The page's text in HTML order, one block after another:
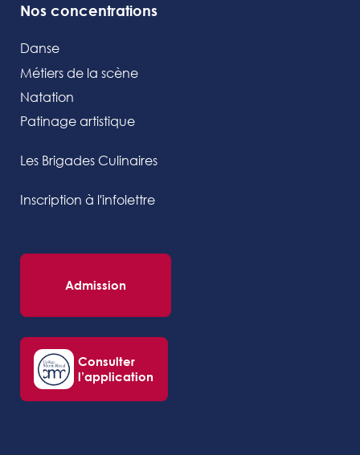
Nos concentrations
Danse
Métiers de la scène
Natation
Patinage artistique
Les Brigades Culinaires
Inscription à l'infolettre
Admission
Consulter
l’application